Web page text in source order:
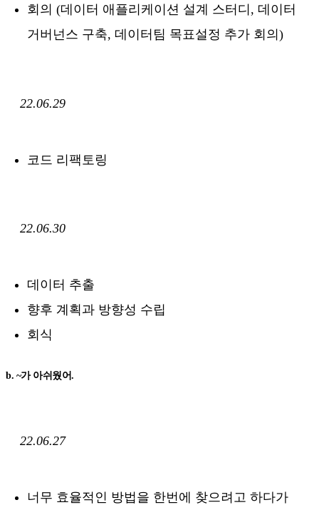
회의 (데이터 애플리케이션 설계 스터디, 데이터
거버넌스 구축, 데이터팀 목표설정 추가 회의)
22.06.29
코드 리팩토링
22.06.30
데이터 추출
향후 계획과 방향성 수립
회식
b. ~가 아쉬웠어.
22.06.27
너무 효율적인 방법을 한번에 찾으려고 하다가